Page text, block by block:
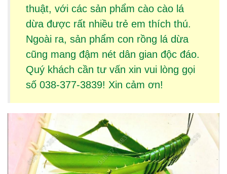
thuật, với các sản phẩm cào cào lá
dừađược rất nhiều trẻ em thích thú.
Ngoài ra, sản phẩm con rồng lá dừa
cũng mang đậm nét dân gian độc đáo.
Quý khách cần tư vấn xin vui lòng gọi
số 038-377-3839! Xin cảm ơn!